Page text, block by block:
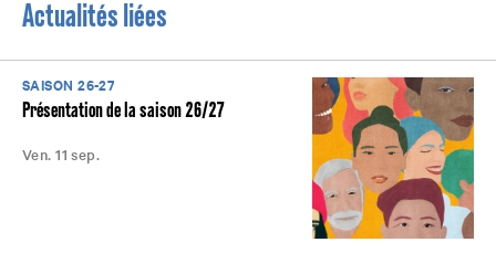
Actualités liées
SAISON 26-27
Présentation de la saison 26/27
Ven. 11 sep.